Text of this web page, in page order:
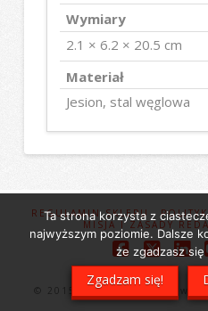
Wymiary
2.1 × 6.2 × 20.5 cm
Materiał
Jesion, stal węglowa
REGULAMIN SKLEPU
MISJA I ZASADY
Facebook
X
© 2015 Wsparcie Florystów.
Ta strona korzysta z
najwyższym poziomie. Dalsze
że zgadzasz
Zgadzam się!